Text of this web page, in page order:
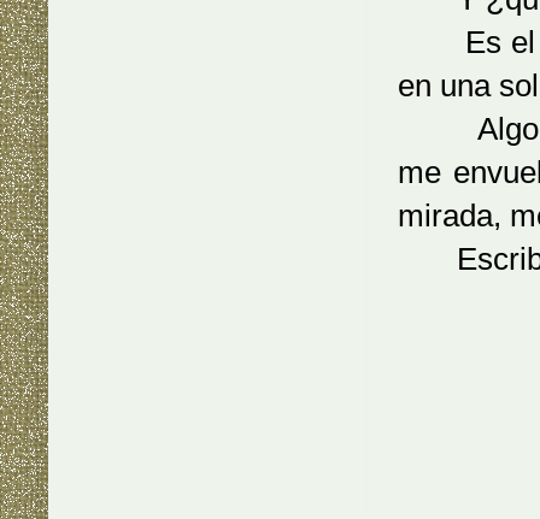
Es el
en una
Algo
me
mirada,
Escribir